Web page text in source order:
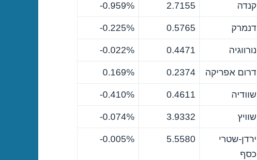
קנדה 2.7155
0.959%-
דנמרק 0.5765
0.225%-
נורווגיה 0.4471
0.022%-
דרום אפריקה 0.2374
0.169%
שוודיה 0.4611
0.410%-
שוויץ 3.9332
0.074%-
ירדן-שטרי
כסף
5.5580
0.005%-